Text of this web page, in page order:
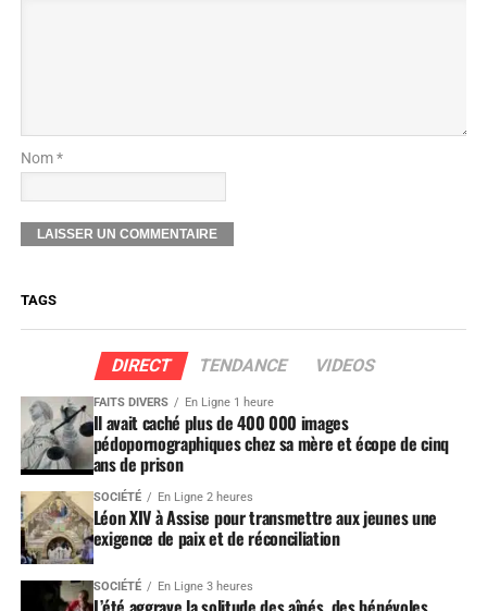
Nom *
TAGS
DIRECT TENDANCE VIDEOS
FAITS DIVERS En Ligne 1 heure
Il avait caché plus de 400 000 images
pédopornographiques chez sa mère et écope de cinq
ans de prison
SOCIÉTÉ En Ligne 2 heures
Léon XIV à Assise pour transmettre aux jeunes une
exigence de paix et de réconciliation
SOCIÉTÉ En Ligne 3 heures